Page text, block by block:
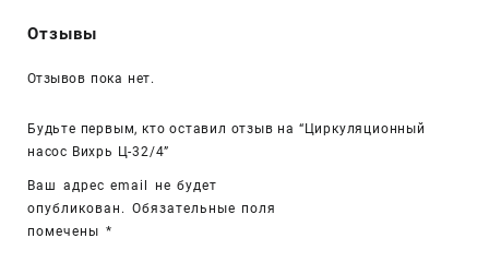
Отзывы
Отзывов пока нет.
Будьте первым, кто оставил отзыв на “Циркуляционный
насос Вихрь Ц-32/4”
Ваш адрес email не будет
опубликован. Обязательные поля
помечены *